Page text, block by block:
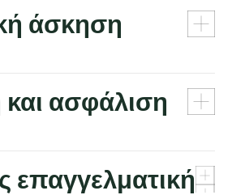
άσκηση
και ασφάλιση
επαγγελματική